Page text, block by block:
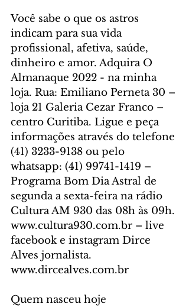
Você sabe o que os astros
indicam para sua vida
profissional, afetiva, saúde,
dinheiro e amor. Adquira O
Almanaque 2022 - na minha
loja. Rua: Emiliano Perneta 30 –
loja 21 Galeria Cezar Franco –
centro Curitiba. Ligue e peça
informações através do telefone
(41) 3233-9138 ou pelo
whatsapp: (41) 99741-1419 –
Programa Bom Dia Astral de
segunda a sexta-feira na rádio
Cultura AM 930 das 08h às 09h.
www.cultura930.com.br – live
facebook e instagram Dirce
Alves jornalista.
www.dircealves.com.br
Quem nasceu hoje